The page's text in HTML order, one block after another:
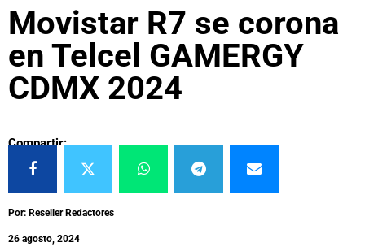
Movistar R7 se corona
en Telcel GAMERGY
CDMX 2024
Compartir:
Por: Reseller Redactores
26 agosto, 2024